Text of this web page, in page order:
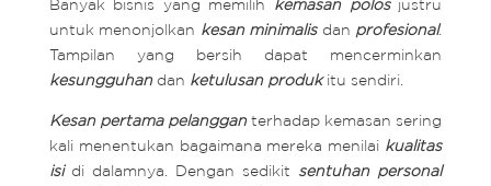
Banyak bisnis yang memilih kemasan polosjustru
untuk menonjolkan kesan minimalisdan profesional.
Tampilan yang bersih dapat mencerminkan
kesungguhandan ketulusan produkitu sendiri.
Kesan pertama pelangganterhadap kemasan sering
kali menentukan bagaimana mereka menilai kualitas
isidi dalamnya. Dengan sedikit sentuhan personal